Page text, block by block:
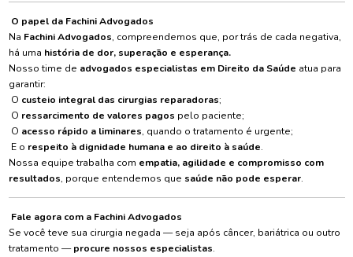
O papel da Fachini Advogados
Na Fachini Advogados, compreendemos que, por trás de cada negativa,
há uma história de dor, superação e esperança.
Nosso time de advogados especialistas em Direito da Saúde atua para
garantir:
O custeio integral das cirurgias reparadoras;
O ressarcimento de valores pagos pelo paciente;
O acesso rápido a liminares, quando o tratamento é urgente;
E o respeito à dignidade humana e ao direito à saúde.
Nossa equipe trabalha com empatia, agilidade e compromisso com
resultados, porque entendemos que saúde não pode esperar.
Fale agora com a Fachini Advogados
Se você teve sua cirurgia negada — seja após câncer, bariátrica ou outro
tratamento —procure nossos especialistas.